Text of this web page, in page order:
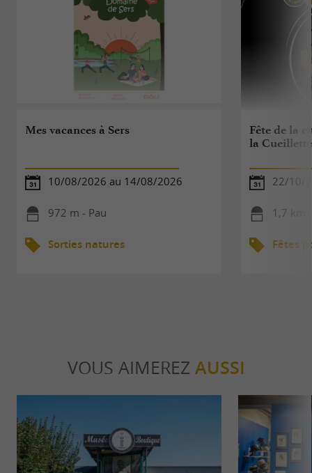
Mes vacances à Sers
10/08/2026 au 14/08/2026
972 m - Pau
Sorties natures
Fête de la
la
22/10/
1,7 km
Fêtes
VOUS AIMEREZ AUSSI